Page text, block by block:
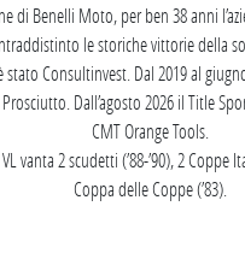
di Benelli Moto, per ben 38 anni
le storiche vittorie della
stato Consultinvest. Dal 2019 al
Dall’agosto 2026 il Title
CMT Orange Tools.
vanta 2 scudetti (’88-’90), 2 Coppe
Coppa delle Coppe (’83).